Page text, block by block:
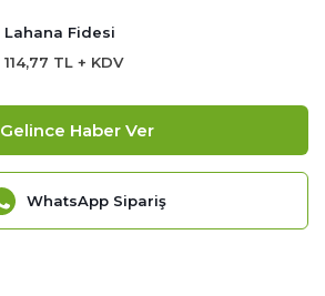
Lahana Fidesi
114,77 TL + KDV
Gelince Haber Ver
WhatsApp Sipariş